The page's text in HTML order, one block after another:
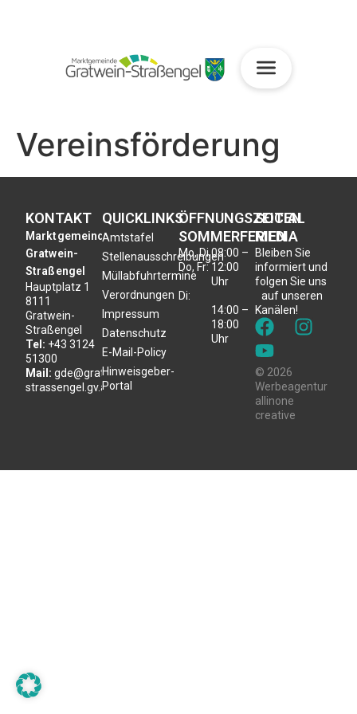
Vereinsförderung
KONTAKT
Marktgemeinde
Gratwein-
Straßengel
Hauptplatz 1
8111
Gratwein-
Straßengel
Tel: +43 3124
51300
Mail: gde@gratwein-
strassengel.gv.at
QUICKLINKS
Amtstafel
Stellenausschreibungen
Müllabfuhrtermine
Verordnungen
Impressum
Datenschutz
E-Mail-Policy
Hinweisgeber-
Portal
ÖFFNUNGSZEITEN
SOMMERFERIEN
Mo, Di,
Do, Fr:
Di:
08:00 –
12:00
Uhr
14:00 –
18:00
Uhr
SOCIAL
MEDIA
Bleiben Sie
informiert und
folgen Sie uns
auf unseren
Kanälen!
© 2026
Werbeagentur
allinone
creative